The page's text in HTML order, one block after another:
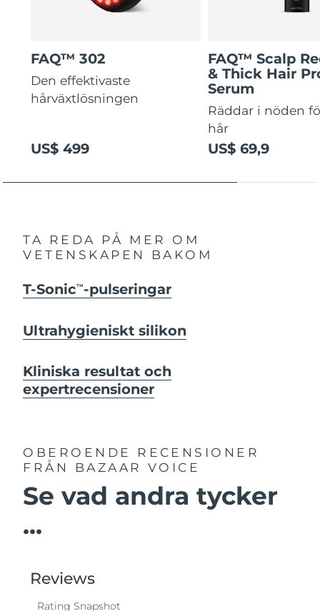
FAQ™ 302
Den effektivaste
hårväxtlösningen
US$ 499
FAQ™ Scalp
& Thick Hair
Serum
Räddar i nöden
hår
US$ 69,9
TA REDA PÅ MER OM
VETENSKAPEN BAKOM
T-SonicTM -pulseringar
Ultrahygieniskt silikon
Kliniska resultat och
expertrecensioner
OBEROENDE RECENSIONER
FRÅN BAZAAR VOICE
Se vad andra tycker
...